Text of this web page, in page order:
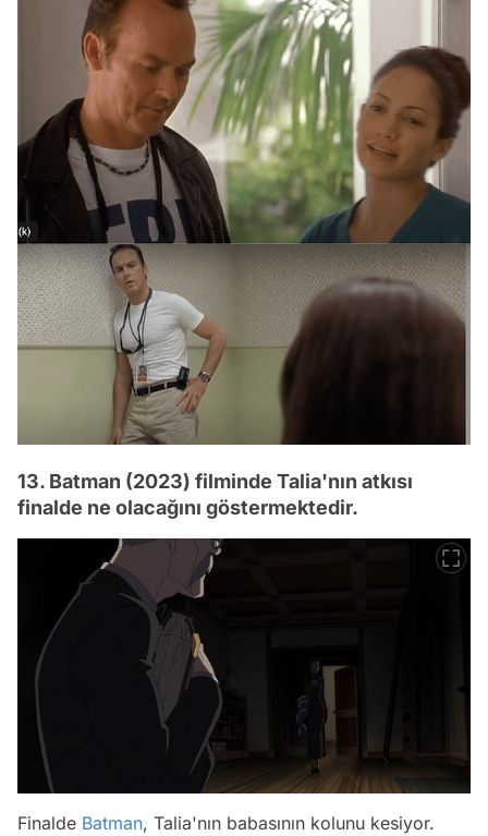
13. Batman (2023) filminde Talia'nın atkısı
finalde ne olacağını göstermektedir.
Finalde Batman, Talia'nın babasının kolunu kesiyor.